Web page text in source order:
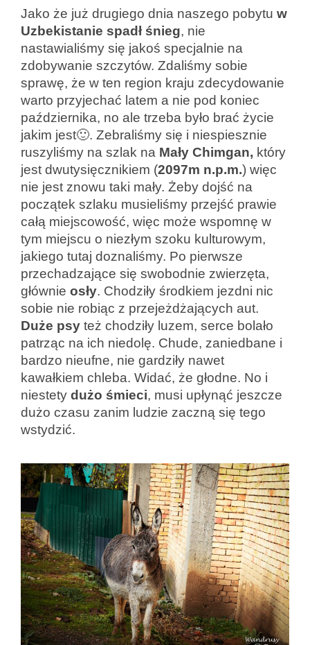
Jako że już drugiego dnia naszego pobytu w
Uzbekistanie spadł śnieg, nie
nastawialiśmy się jakoś specjalnie na
zdobywanie szczytów. Zdaliśmy sobie
sprawę, że w ten region kraju zdecydowanie
warto przyjechać latem a nie pod koniec
października, no ale trzeba było brać życie
jakim jest🙂. Zebraliśmy się i niespiesznie
ruszyliśmy na szlak na Mały Chimgan, który
jest dwutysięcznikiem (2097m n.p.m.) więc
nie jest znowu taki mały. Żeby dojść na
początek szlaku musieliśmy przejść prawie
całą miejscowość, więc może wspomnę w
tym miejscu o niezłym szoku kulturowym,
jakiego tutaj doznaliśmy. Po pierwsze
przechadzające się swobodnie zwierzęta,
głównie osły. Chodziły środkiem jezdni nic
sobie nie robiąc z przejeżdżających aut.
Duże psy też chodziły luzem, serce bolało
patrząc na ich niedolę. Chude, zaniedbane i
bardzo nieufne, nie gardziły nawet
kawałkiem chleba. Widać, że głodne. No i
niestety dużo śmieci, musi upłynąć jeszcze
dużo czasu zanim ludzie zaczną się tego
wstydzić.